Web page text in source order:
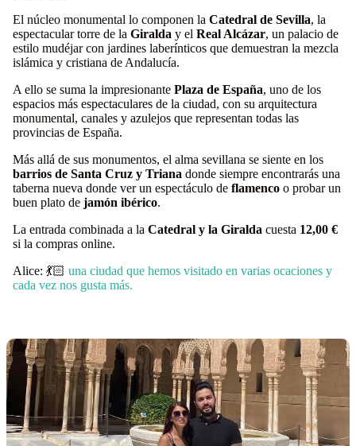
El núcleo monumental lo componen la Catedral de Sevilla, la
espectacular torre de la Giralda y el Real Alcázar, un palacio de
estilo mudéjar con jardines laberínticos que demuestran la mezcla
islámica y cristiana de Andalucía.
A ello se suma la impresionante Plaza de España, uno de los
espacios más espectaculares de la ciudad, con su arquitectura
monumental, canales y azulejos que representan todas las
provincias de España.
Más allá de sus monumentos, el alma sevillana se siente en los
barrios de Santa Cruz y Triana donde siempre encontrarás una
taberna nueva donde ver un espectáculo de flamenco o probar un
buen plato de jamón ibérico.
La entrada combinada a la Catedral y la Giralda cuesta 12,00 €
si la compras online.
Alice: 💃🏻 una ciudad que hemos visitado en varias ocaciones y
cada vez nos gusta más.